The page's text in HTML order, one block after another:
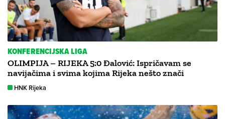
KONFERENCIJSKA LIGA
OLIMPIJA – RIJEKA 5:0 Đalović: Ispričavam se
navijačima i svima kojima Rijeka nešto znači
HNK Rijeka